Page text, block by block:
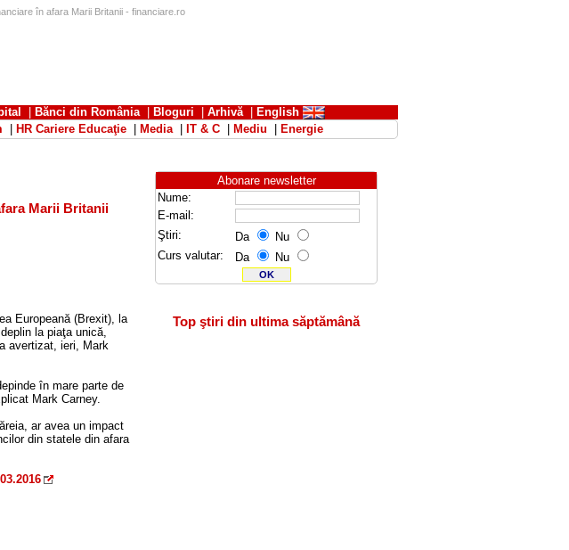
în afara Marii Britanii - financiare.ro
Bănci din România| Bloguri Arhivă|
English
HR Cariere Educaţie Media| IT & C Mediu Energie
Marii Britanii
Europeană (Brexit), la
la piaţa unică,
avertizat, ieri, Mark
în mare parte de
Mark Carney.
ar avea un impact
din statele din afara
Abonare newsletter
Nume:
E-mail:
Ştiri:
Da
Nu
Curs valutar:
Da Nu
Top ştiri din ultima săptămână